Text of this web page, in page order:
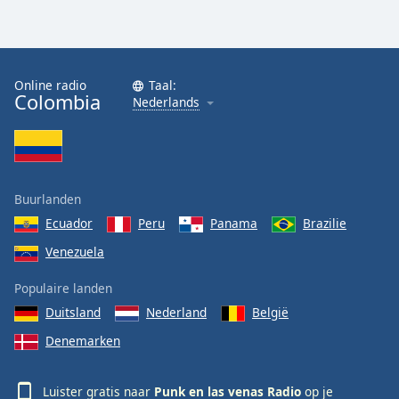
Caption
Area
Background
Color
Opacity
Font
Text
Edge
Online radio
Colombia
Taal:
Nederlands
Buurlanden
Ecuador
Peru Panama
Brazilie
Venezuela
Populaire landen
Duitsland
Nederland
België
Denemarken
Luister gratis naar Punk en las venas Radio op je